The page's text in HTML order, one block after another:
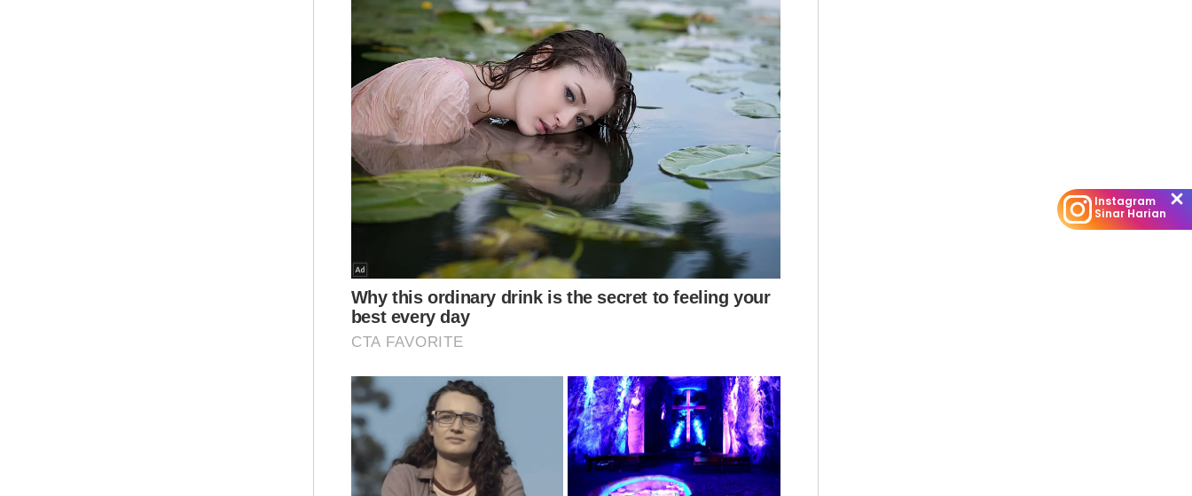
dimeterai pada 2012.
Perbincangan turut menyentuh kerjasama kedua-
kedua negara mengenai isu serantau termasuk tarif
Amerika Syarikat dan penerokaan pasaran baharu
minyak sawit mentah (CPO) dari negara-negara
pengeluar utama iaitu Indonesia, Malaysia dan
Thailand.
Ahmad Zahid dan Gibran yang prihatin terhadap
nasib rakyat Palestin juga percaya penyelesaian
Instagram
Sinar Harian